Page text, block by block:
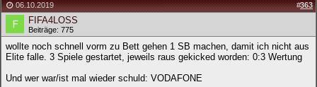
06.10.2019 #363
FIFA4LOSS
Beiträge: 775
wollte noch schnell vorm zu Bett gehen 1 SB machen, damit ich nicht aus
Elite falle. 3 Spiele gestartet, jeweils raus gekicked worden: 0:3 Wertung
Und wer war/ist mal wieder schuld: VODAFONE